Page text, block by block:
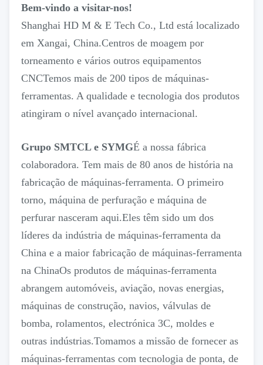
Bem-vindo a visitar-nos!
Shanghai HD M & E Tech Co., Ltd está localizado
em Xangai, China.Centros de moagem por
torneamento e vários outros equipamentos
CNCTemos mais de 200 tipos de máquinas-
ferramentas. A qualidade e tecnologia dos produtos
atingiram o nível avançado internacional.
Grupo SMTCL e SYMGÉ a nossa fábrica
colaboradora. Tem mais de 80 anos de história na
fabricação de máquinas-ferramenta. O primeiro
torno, máquina de perfuração e máquina de
perfurar nasceram aqui.Eles têm sido um dos
líderes da indústria de máquinas-ferramenta da
China e a maior fabricação de máquinas-ferramenta
na ChinaOs produtos de máquinas-ferramenta
abrangem automóveis, aviação, novas energias,
máquinas de construção, navios, válvulas de
bomba, rolamentos, electrónica 3C, moldes e
outras indústrias.Tomamos a missão de fornecer as
máquinas-ferramentas com tecnologia de ponta, de